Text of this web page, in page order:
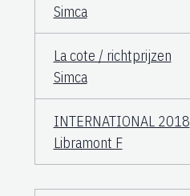
Simca
La cote / richtprijzen
Simca
INTERNATIONAL 2018
Libramont F